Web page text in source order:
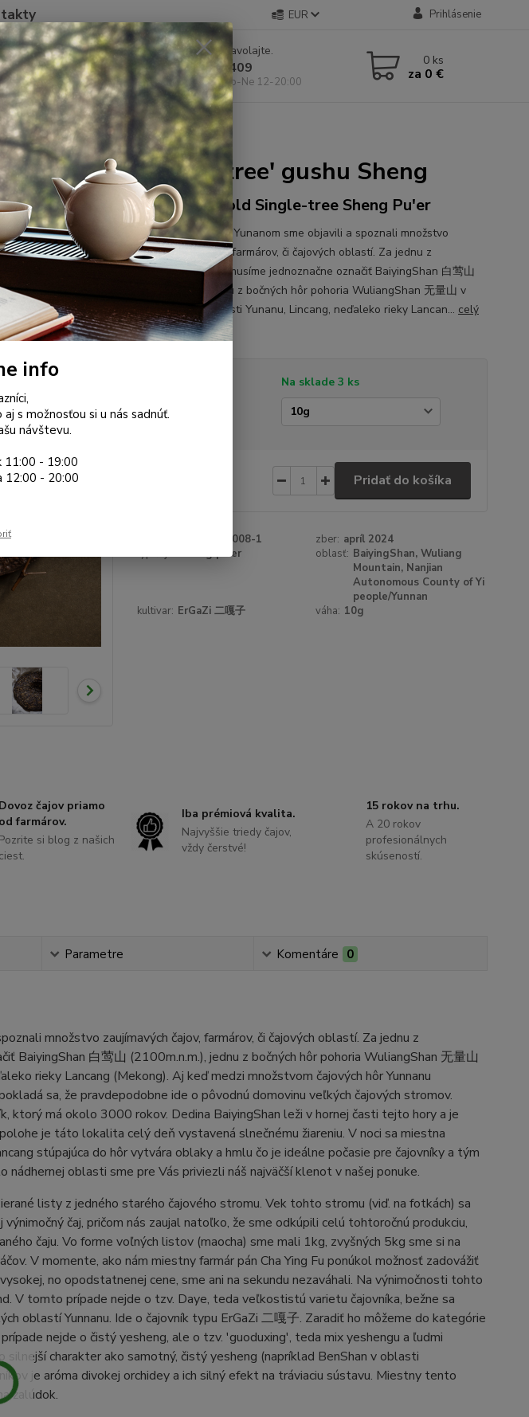
EUR Prihlásenie
Hľadať
Neviete si rady? Zavolajte.
+421 904 546 409
Po-Pia 11-19:00, So-Ne 12-20:00
0 ks
za 0 €
'1000 years old single tree' gushu Sheng
years old single tree' gushu Sheng
1000-years old Single-tree Sheng Pu'er
Na našich cestách Yunanom sme objavili a spoznali množstvo
zaujímavých čajov, farmárov, či čajových oblastí. Za jednu z
najzaujímavejších musíme jednoznačne označiť BaiyingShan 白莺山
(2100m.n.m.), jednu z bočných hôr pohoria WuliangShan 无量山 v
juhozápadnej oblasti Yunanu, Lincang, neďaleko rieky Lancan... celý
popis
Na sklade 3 ks
Gramáž
Pridať do košíka
647008-1 zber: apríl 2024
typ čaju: Sheng pu'er oblasť: BaiyingShan, Wuliang
Mountain, Nanjian
Autonomous County of Yi
people/Yunnan
kultivar: ErGaZi 二嘎子 váha: 10g
Dovoz čajov priamo
od farmárov.
Pozrite si blog z našich
ciest.
Iba prémiová kvalita.
Najvyššie triedy čajov,
vždy čerstvé!
15 rokov na trhu.
A 20 rokov
profesionálnych
skúseností.
Parametre Komentáre 0
množstvo zaujímavých čajov, farmárov, či čajových oblastí. Za jednu z
BaiyingShan 白莺山 (2100m.n.m.), jednu z bočných hôr pohoria WuliangShan 无量山
rieky Lancang (Mekong). Aj keď medzi množstvom čajových hôr Yunnanu
sa, že pravdepodobne ide o pôvodnú domovinu veľkých čajových stromov.
ktorý má okolo 3000 rokov. Dedina BaiyingShan leži v hornej časti tejto hory a je
je táto lokalita celý deň vystavená slnečnému žiareniu. V noci sa miestna
stúpajúca do hôr vytvára oblaky a hmlu čo je ideálne počasie pre čajovníky a tým
oblasti sme pre Vás priviezli náš najväčší klenot v našej ponuke.
listy z jedného starého čajového stromu. Vek tohto stromu (viď. na fotkách) sa
čaj, pričom nás zaujal natoľko, že sme odkúpili celú tohtoročnú produkciu,
čaju. Vo forme voľných listov (maocha) sme mali 1kg, zvyšných 5kg sme si na
V momente, ako nám miestny farmár pán Cha Ying Fu ponúkol možnosť zadovážiť
no opodstatnenej cene, sme ani na sekundu nezaváhali. Na výnimočnosti tohto
V tomto prípade nejde o tzv. Daye, teda veľkostistú varietu čajovníka, bežne sa
oblastí Yunnanu. Ide o čajovník typu ErGaZi 二嘎子. Zaradiť ho môžeme do kategórie
nejde o čistý yesheng, ale o tzv. 'guoduxing', teda mix yeshengu a ľudmi
silnejší charakter ako samotný, čistý yesheng (napríklad BenShan v oblasti
je aróma divokej orchidey a ich silný efekt na tráviaciu sústavu. Miestny tento
žalúdok.
info
s možnosťou si u nás sadnúť.
návštevu.
11:00 - 19:00
12:00 - 20:00